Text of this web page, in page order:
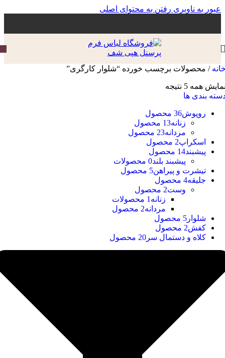
عبور به ناوبری رفتن به محتوای اصلی
/ محصولات برچسب خورده “شلوار کارگری”
همه 5 نتیجه
بندی ها
روپوش36 محصول
زنانه13 محصول
مردانه23 محصول
اسکراپ2 محصول
پیشبند14 محصول
پیشبند بلند0 محصولات
تیشرت و پیراهن5 محصول
جلیقه4 محصول
وست2 محصول
زنانه 1 محصولات
مردانه2 محصول
شلوار 5 محصول
کفش2 محصول
کلاه و دستمال سر 20 محصول